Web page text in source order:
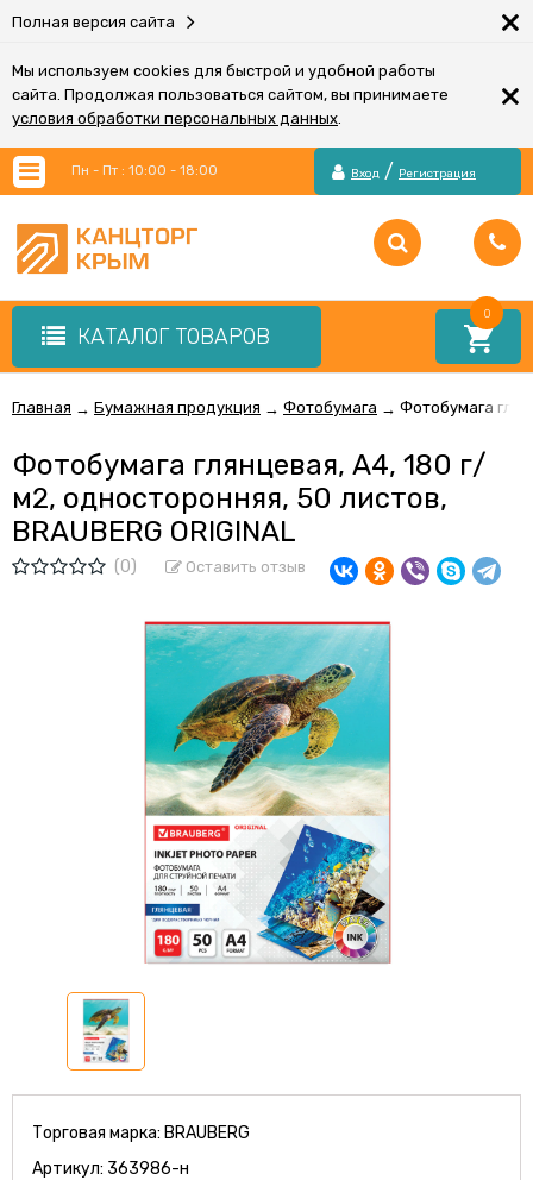
Полная версия сайта ×
Мы используем cookies для быстрой и удобной работы
сайта. Продолжая пользоваться сайтом, вы принимаете
условия обработки персональных данных.
×
Пн - Пт : 10:00 - 18:00 Вход / Регистрация
КАТАЛОГ ТОВАРОВ
0
Главная → Бумажная продукция → Фотобумага → Фотобумага
Фотобумага глянцевая, A4, 180 г/
м2, односторонняя, 50 листов,
BRAUBERG ORIGINAL
(0) Оставить отзыв
Торговая марка: BRAUBERG
Артикул: 363986-н